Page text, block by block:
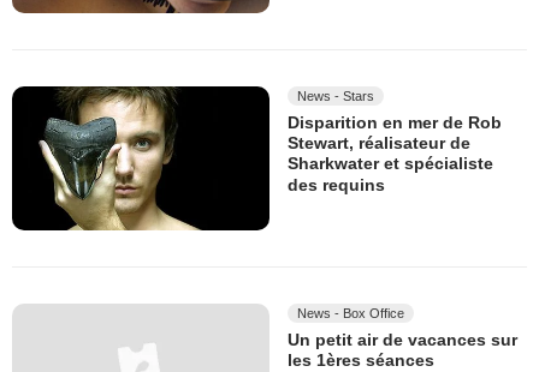
News - Stars
Disparition en mer de Rob
Stewart, réalisateur de
Sharkwater et spécialiste
des requins
News - Box Office
Un petit air de vacances sur
les 1ères séances